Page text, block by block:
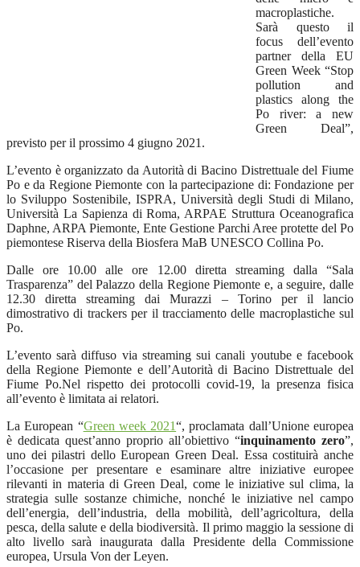
macroplastiche.
Sarà questo il
focus dell’evento
partner della EU
Green Week “Stop
pollution and
plastics along the
Po river: a new
Green Deal”,
previsto per il prossimo 4 giugno 2021.
L’evento è organizzato da Autorità di Bacino Distrettuale del Fiume
Po e da Regione Piemonte con la partecipazione di: Fondazione per
lo Sviluppo Sostenibile, ISPRA, Università degli Studi di Milano,
Università La Sapienza di Roma, ARPAE Struttura Oceanografica
Daphne, ARPA Piemonte, Ente Gestione Parchi Aree protette del Po
piemontese Riserva della Biosfera MaB UNESCO Collina Po.
Dalle ore 10.00 alle ore 12.00 diretta streaming dalla “Sala
Trasparenza” del Palazzo della Regione Piemonte e, a seguire, dalle
12.30 diretta streaming dai Murazzi – Torino per il lancio
dimostrativo di trackers per il tracciamento delle macroplastiche sul
Po.
L’evento sarà diffuso via streaming sui canali youtube e facebook
della Regione Piemonte e dell’Autorità di Bacino Distrettuale del
Fiume Po.Nel rispetto dei protocolli covid-19, la presenza fisica
all’evento è limitata ai relatori.
La European “Green week 2021“, proclamata dall’Unione europea
è dedicata quest’anno proprio all’obiettivo “inquinamento zero”,
uno dei pilastri dello European Green Deal. Essa costituirà anche
l’occasione per presentare e esaminare altre iniziative europee
rilevanti in materia di Green Deal, come le iniziative sul clima, la
strategia sulle sostanze chimiche, nonché le iniziative nel campo
dell’energia, dell’industria, della mobilità, dell’agricoltura, della
pesca, della salute e della biodiversità. Il primo maggio la sessione di
alto livello sarà inaugurata dalla Presidente della Commissione
europea, Ursula Von der Leyen.